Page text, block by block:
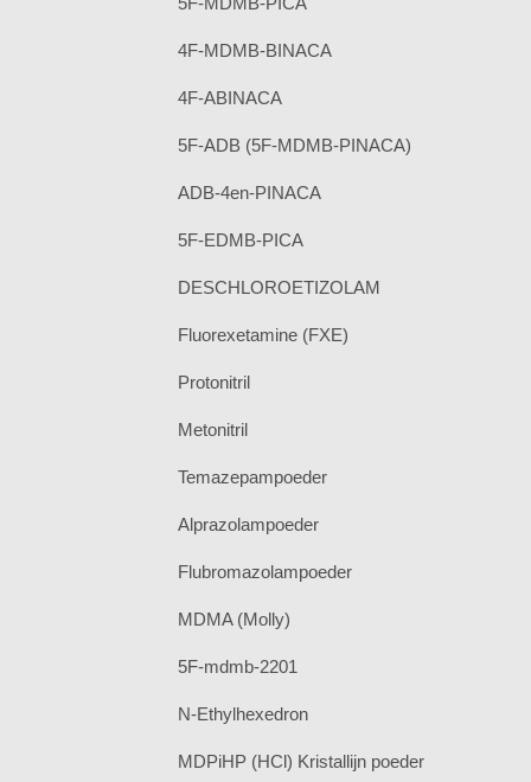
4F-MDMB-BINACA
4F-ABINACA
5F-ADB (5F-MDMB-PINACA)
ADB-4en-PINACA
5F-EDMB-PICA
DESCHLOROETIZOLAM
Fluorexetamine (FXE)
Protonitril
Metonitril
Temazepampoeder
Alprazolampoeder
Flubromazolampoeder
MDMA (Molly)
5F-mdmb-2201
N-Ethylhexedron
MDPiHP (HCl) Kristallijn poeder